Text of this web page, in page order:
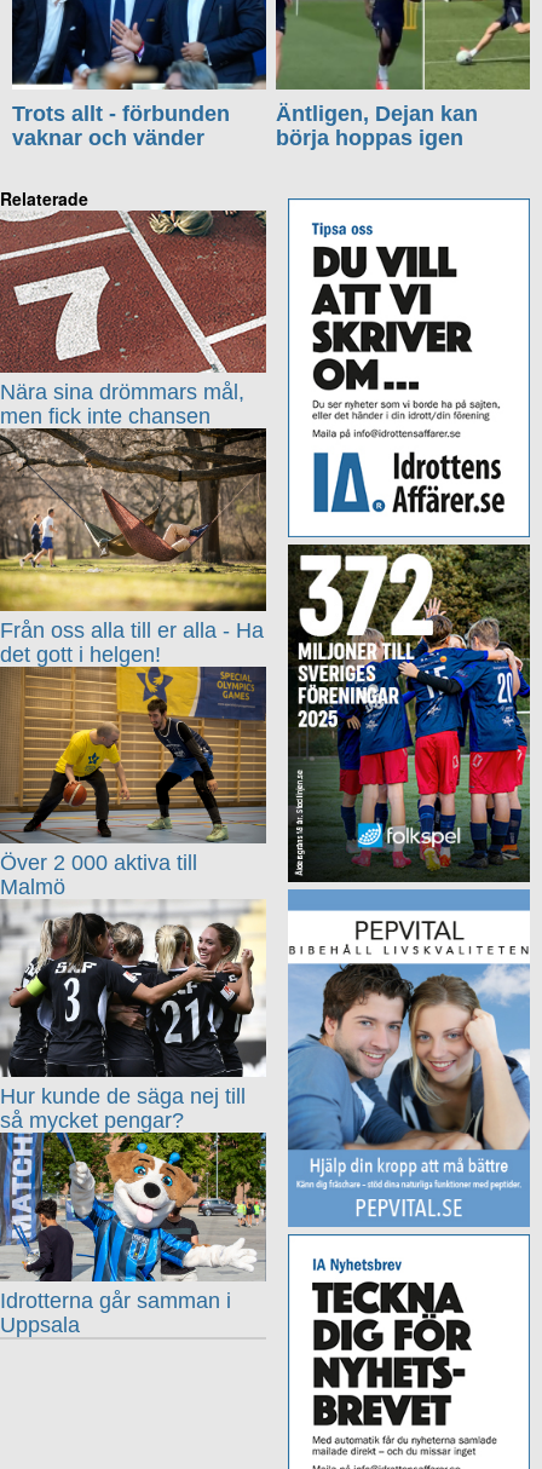
Trots allt - förbunden
vaknar och vänder
Äntligen, Dejan kan
börja hoppas igen
Relaterade
Nära sina drömmars mål,
men fick inte chansen
Från oss alla till er alla - Ha
det gott i helgen!
Över 2 000 aktiva till
Malmö
Hur kunde de säga nej till
så mycket pengar?
Idrotterna går samman i
Uppsala